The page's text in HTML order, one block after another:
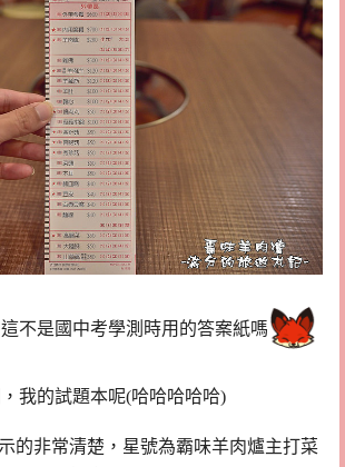
不是國中考學測時用的答案紙嗎
我的試題本呢(哈哈哈哈哈)
的非常清楚，星號為霸味羊肉爐主打菜